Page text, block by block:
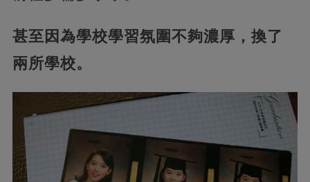
甚至因為學校學習氛圍不夠濃厚，換了
兩所學校。